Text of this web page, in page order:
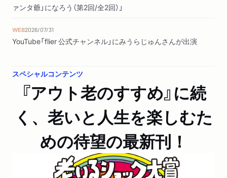
ァンタ爺」になろう（第2回/全2回）」
WEB2026/07/31
YouTube「flier 公式チャンネル」にみうらじゅんさんが出演
ク！」で打ち消せ（第1回/全2回）」
2026/07/12
産経新聞「編集者のおすすめ」で紹介されました。「老いを
笑いに変える」
2026/05/19
リアルサウンド ブックに著者インタビューが掲載されまし
た。「「68歳児」みうらじゅんのロッケンロールな老い方と
スペシャルコンテンツ
『アウト老のすすめ』に続
く、老いと人生を楽しむた
めの待望の最新刊！